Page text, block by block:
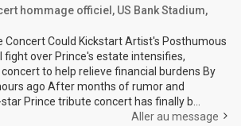
hommage officiel, US Bank Stadium,
Concert Could Kickstart Artist's Posthumous
fight over Prince's estate intensifies,
to help relieve financial burdens By
ago After months of rumor and
Prince tribute concert has finally b...
Aller au message